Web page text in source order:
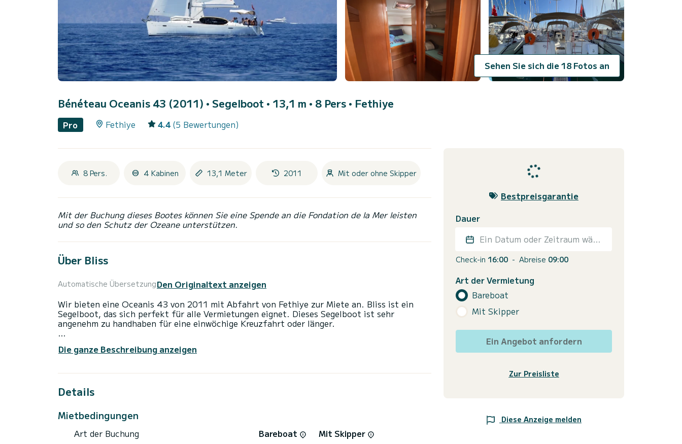
Sehen Sie sich die 18 Fotos an
Bénéteau Oceanis 43 (2011) • Segelboot • 13,1 m • 8 Pers • Fethiye
Pro Fethiye 4.4 (5 Bewertungen)
8 Pers. 4 Kabinen 13,1 Meter 2011 Mit oder ohne Skipper
Mit der Buchung dieses Bootes können Sie eine Spende an die Fondation de la Mer leisten
und so den Schutz der Ozeane unterstützen.
Über Bliss
Automatische ÜbersetzungDen Originaltext anzeigen
Wir bieten eine Oceanis 43 von 2011 mit Abfahrt von Fethiye zur Miete an. Bliss ist ein
Segelboot, das sich perfekt für alle Vermietungen eignet. Dieses Segelboot ist sehr
angenehm zu handhaben für eine einwöchige Kreuzfahrt oder länger.
einer Gesamtlänge von 13 Metern und 54 PS wird es Ihr bester Freund sein, wenn Sie
die folgende Ausstattung: Autopilot.
Buchungsanfragen und Angebote werden direkt von SamBoat bearbeitet. Über die Plattform
Die ganze Beschreibung anzeigen
Details
Mietbedingungen
Art der Buchung Bareboat
Mit Skipper
Bestpreisgarantie
Dauer
Ein Datum oder Zeitraum wählen
Check-in 16:00 - Abreise 09:00
Art der Vermietung
Bareboat
Mit Skipper
Ein Angebot anfordern
Zur Preisliste
Diese Anzeige melden